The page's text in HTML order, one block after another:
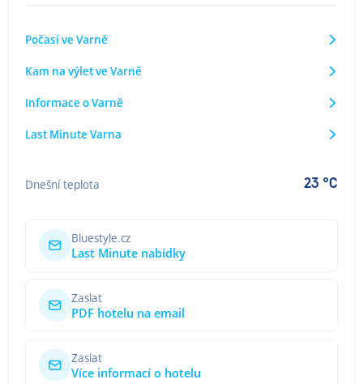
Počasí ve Varně
Kam na výlet ve Varně
Informace o Varně
Last Minute Varna
Dnešní teplota 23 °C
Bluestyle.cz
Last Minute nabídky
Zaslat
PDF hotelu na email
Zaslat
Více informací o hotelu